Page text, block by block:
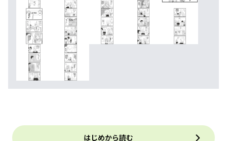
はじめから読む